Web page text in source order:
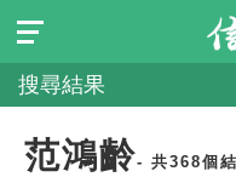
搜尋結果
范鴻齡- 共368個